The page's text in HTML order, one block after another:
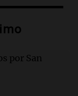
y Facundo
Cabalén en
por San